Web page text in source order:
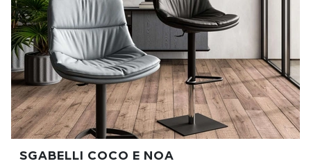
SGABELLI COCO E NOA